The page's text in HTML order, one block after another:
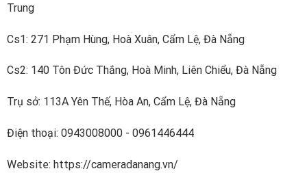
Trung
Cs1: 271 Phạm Hùng, Hoà Xuân, Cẩm Lệ, Đà Nẵng
Cs2: 140 Tôn Đức Thắng, Hoà Minh, Liên Chiểu, Đà Nẵng
Trụ sở: 113A Yên Thế, Hòa An, Cẩm Lệ, Đà Nẵng
Điện thoại: 0943008000 - 0961446444
Website: https://cameradanang.vn/